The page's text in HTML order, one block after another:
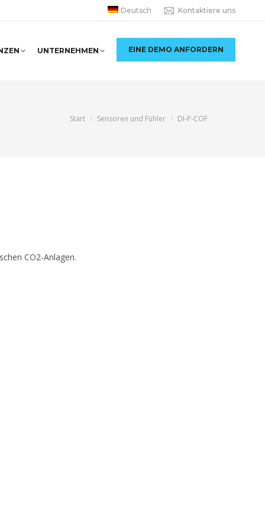
Deutsch Kontaktiere uns
UNTERNEHMEN EINE DEMO ANFORDERN
Sie befinden sich hier:
Start Sensoren und Fühler DI-P-COF
CO2-Anlagen.